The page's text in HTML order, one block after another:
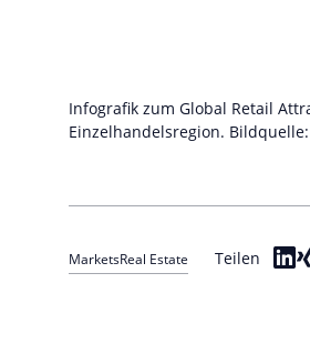
Infografik zum Global Retail
Einzelhandelsregion.
MarketsReal Estate Teilen